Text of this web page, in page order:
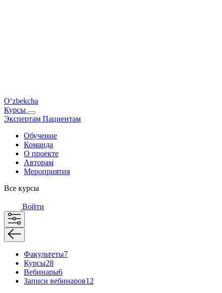
O‘zbekcha
Курсы
Экспертам Пациентам
Обучение
Команда
О проекте
Авторам
Мероприятия
Все курсы
Войти
Факультеты7
Курсы28
Вебинары6
Записи вебинаров12